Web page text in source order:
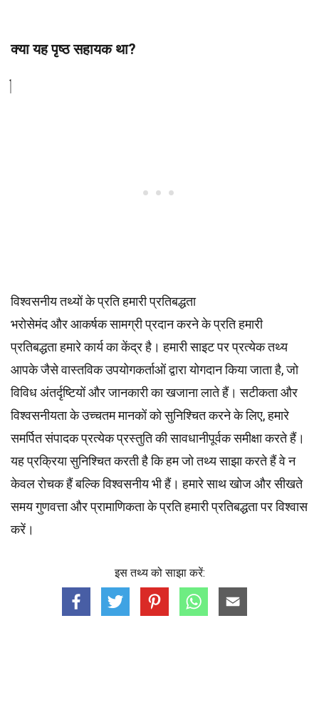
क्या यह पृष्ठ सहायक था?
विश्वसनीय तथ्यों के प्रति हमारी प्रतिबद्धता
भरोसेमंद और आकर्षक सामग्री प्रदान करने के प्रति हमारी
प्रतिबद्धता हमारे कार्य का केंद्र है। हमारी साइट पर प्रत्येक तथ्य
आपके जैसे वास्तविक उपयोगकर्ताओं द्वारा योगदान किया जाता है, जो
विविध अंतर्दृष्टियों और जानकारी का खजाना लाते हैं। सटीकता और
विश्वसनीयता के उच्चतममानकोंको सुनिश्चित करने के लिए, हमारे
समर्पितसंपादकप्रत्येक प्रस्तुति की सावधानीपूर्वक समीक्षा करते हैं।
यह प्रक्रिया सुनिश्चित करती है कि हम जो तथ्य साझा करते हैं वे न
केवल रोचक हैं बल्कि विश्वसनीय भी हैं। हमारे साथ खोज और सीखते
समय गुणवत्ता और प्रामाणिकता के प्रति हमारी प्रतिबद्धता पर विश्वास
करें।
इस तथ्य को साझा करें: